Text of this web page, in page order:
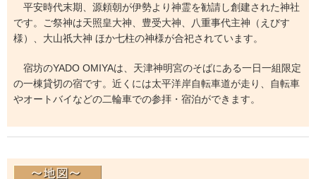
平安時代末期、源頼朝が伊勢より神霊を勧請し創建された神社
です。ご祭神は天照皇大神、豊受大神、八重事代主神（えびす
様）、大山祇大神 ほか七柱の神様が合祀されています。
宿坊のYADO OMIYAは、天津神明宮のそばにある一日一組限定
の一棟貸切の宿です。近くには太平洋岸自転車道が走り、自転車
やオートバイなどの二輪車での参拝・宿泊ができます。